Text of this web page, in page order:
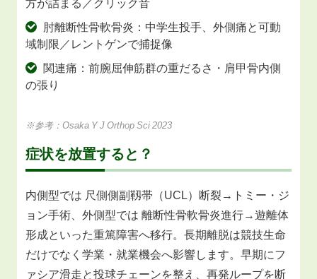
方が詰まる／クリック音
肘離断性骨軟骨炎：中学生投手、外側痛と可動
域制限／レントゲンで捕捉像
関連痛：前腕屈伸筋群の重だるさ・肩甲骨内側
の張り
※参考：Osaka Y J Orthop Sci 2023
症状を放置すると？
内側型では 尺側側副靱帯（UCL）断裂→トミー・ジ
ョン手術、外側型では 離断性骨軟骨炎進行→遊離体
形成といった重篤障害へ移行。長期離脱は競技生命
だけでなく学業・就業機会へ影響します。早期にフ
ァシア滑走と投球チェーンを整え、再発ループを断